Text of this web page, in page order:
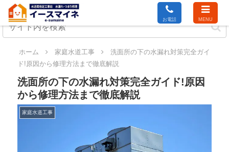
ホーム 家庭水道工事
洗面所の下の水漏れ対策完全ガイ
ド!原因から修理方法まで徹底解説
洗面所の下の水漏れ対策完全ガイド!原因
から修理方法まで徹底解説
家庭水道工事
お電話 MENU